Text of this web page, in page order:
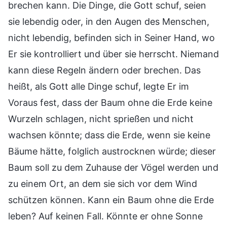
brechen kann. Die Dinge, die Gott schuf, seien
sie lebendig oder, in den Augen des Menschen,
nicht lebendig, befinden sich in Seiner Hand, wo
Er sie kontrolliert und über sie herrscht. Niemand
kann diese Regeln ändern oder brechen. Das
heißt, als Gott alle Dinge schuf, legte Er im
Voraus fest, dass der Baum ohne die Erde keine
Wurzeln schlagen, nicht sprießen und nicht
wachsen könnte; dass die Erde, wenn sie keine
Bäume hätte, folglich austrocknen würde; dieser
Baum soll zu dem Zuhause der Vögel werden und
zu einem Ort, an dem sie sich vor dem Wind
schützen können. Kann ein Baum ohne die Erde
leben? Auf keinen Fall. Könnte er ohne Sonne